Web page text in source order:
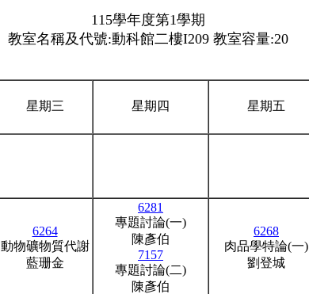
115學年度第1學期
教室名稱及代號:動科館二樓I209 教室容量:20
星期三 星期四 星期五
6264
動物礦物質代謝
藍珊金
6281
專題討論(一)
陳彥伯
7157
專題討論(二)
陳彥伯
6268
肉品學特論(一)
劉登城